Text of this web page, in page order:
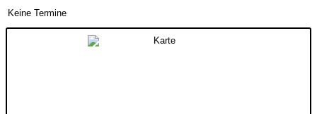
Keine Termine